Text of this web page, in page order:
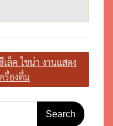
ล็ค ไชน่า งานแสดง
รื่องดื่ม